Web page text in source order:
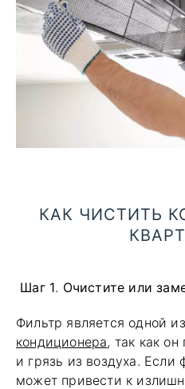
КАК ЧИСТИТЬ
Шаг 1. Очистите или
Фильтр является одной из
кондиционера, так как
и грязь из воздуха. Если
может привести к